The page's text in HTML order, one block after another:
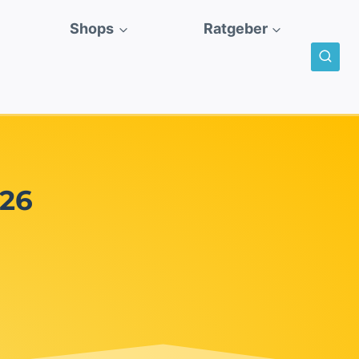
Shops Ratgeber